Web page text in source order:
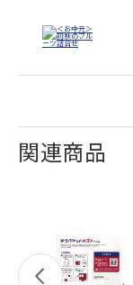
関連商品